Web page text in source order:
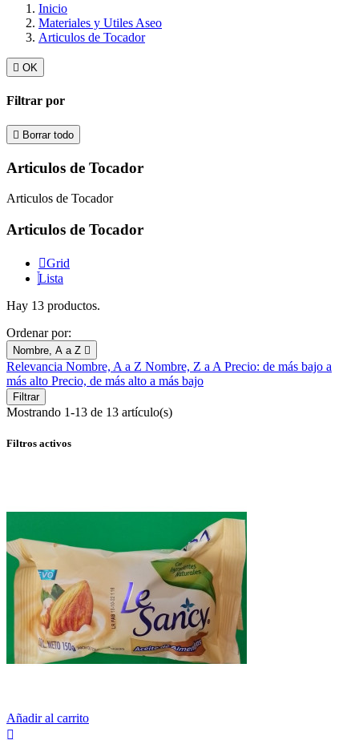
Inicio
Materiales y Utiles Aseo
Articulos de Tocador
 OK
Filtrar por
 Borrar todo
Articulos de Tocador
Articulos de Tocador
Articulos de Tocador
Grid
Lista
Hay 13 productos.
Ordenar por:
Nombre, A a Z 
Relevancia Nombre, A a Z Nombre, Z a A Precio: de más bajo a
más alto Precio, de más alto a más bajo
Filtrar
Mostrando 1-13 de 13 artículo(s)
Filtros activos
Añadir al carrito
